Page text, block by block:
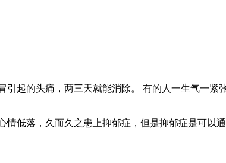
起的头痛，两三天就能消除。 有的人一生气一紧
低落，久而久之患上抑郁症，但是抑郁症是可以